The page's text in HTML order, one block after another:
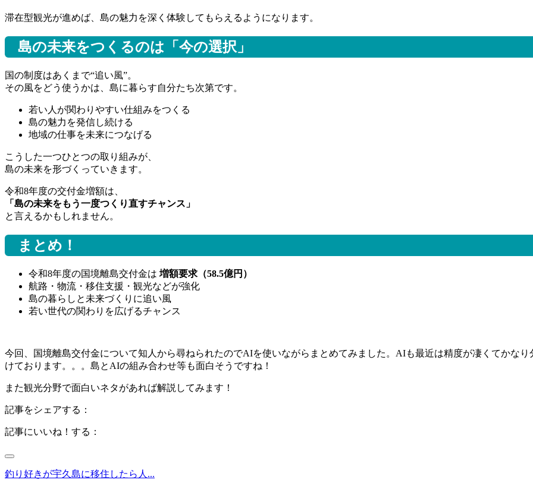
滞在型観光が進めば、島の魅力を深く体験してもらえるようになります。
島の未来をつくるのは「今の選択」
国の制度はあくまで“追い風”。
その風をどう使うかは、島に暮らす自分たち次第です。
若い人が関わりやすい仕組みをつくる
島の魅力を発信し続ける
地域の仕事を未来につなげる
こうした一つひとつの取り組みが、
島の未来を形づくっていきます。
令和8年度の交付金増額は、
「島の未来をもう一度つくり直すチャンス」
と言えるかもしれません。
まとめ！
令和8年度の国境離島交付金は 増額要求（58.5億円）
航路・物流・移住支援・観光などが強化
島の暮らしと未来づくりに追い風
若い世代の関わりを広げるチャンス
今回、国境離島交付金について知人から尋ねられたのでAIを使いながらまとめてみました。AIも最近は精度が凄くてかな
けております。。。島とAIの組み合わせ等も面白そうですね！
また観光分野で面白いネタがあれば解説してみます！
記事をシェアする：
記事にいいね！する：
釣り好きが宇久島に移住したら人...